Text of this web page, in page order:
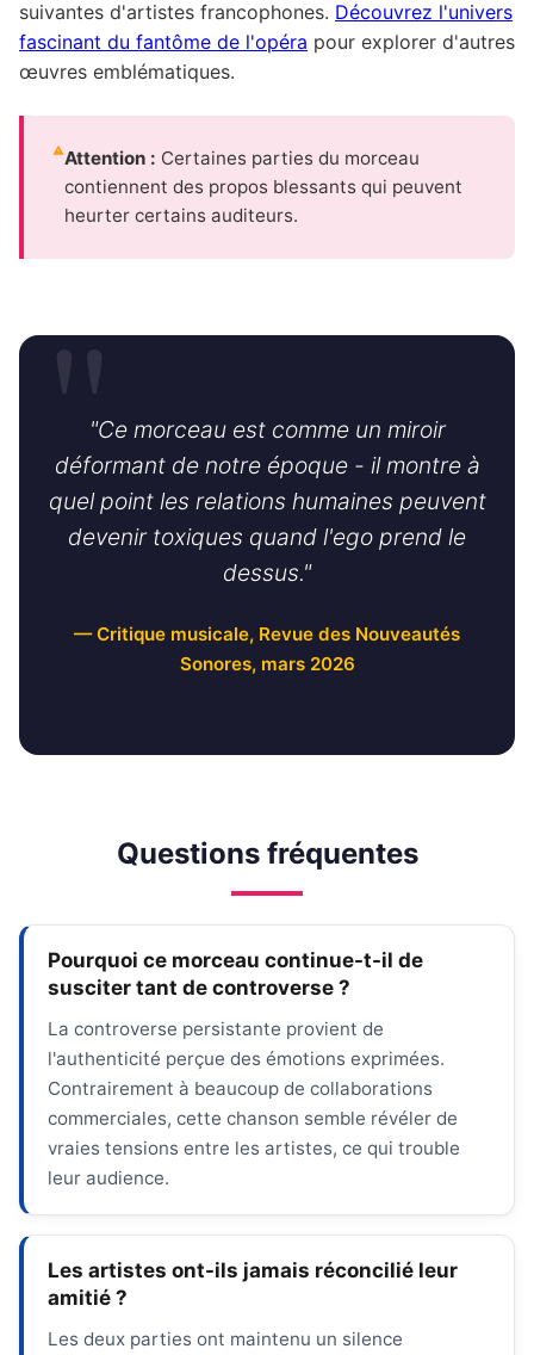
suivantes d'artistes francophones. Découvrez l'univers
fascinant du fantôme de l'opéra pour explorer d'autres
œuvres emblématiques.
Attention : Certaines parties du morceau
contiennent des propos blessants qui peuvent
heurter certains auditeurs.
"Ce morceau est comme un miroir
déformant de notre époque - il montre à
quel point les relations humaines peuvent
devenir toxiques quand l'ego prend le
dessus."
— Critique musicale, Revue des Nouveautés
Sonores, mars 2026
Questions fréquentes
Pourquoi ce morceau continue-t-il de
susciter tant de controverse ?
La controverse persistante provient de
l'authenticité perçue des émotions exprimées.
Contrairement à beaucoup de collaborations
commerciales, cette chanson semble révéler de
vraies tensions entre les artistes, ce qui trouble
leur audience.
Les artistes ont-ils jamais réconcilié leur
amitié ?
Les deux parties ont maintenu un silence